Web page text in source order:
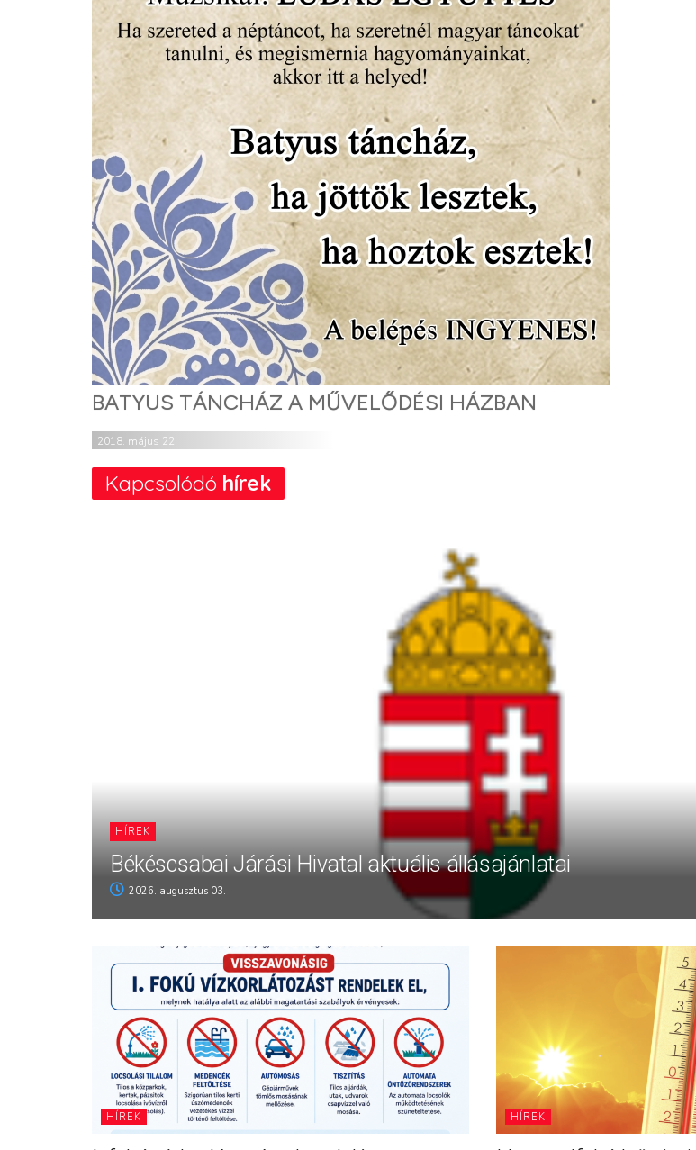
BATYUS TÁNCHÁZ A MŰVELŐDÉSI HÁZBAN
2018. május 22.
Kapcsolódó hírek
HÍREK
Békéscsabai Járási Hivatal aktuális állásajánlatai
2026. augusztus 03.
HÍREK HÍREK